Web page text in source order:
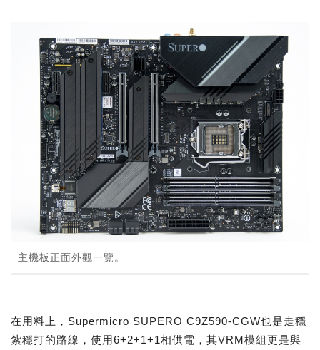
主機板正面外觀一覽。
在用料上，Supermicro SUPERO C9Z590-CGW也是走穩
紮穩打的路線，使用6+2+1+1相供電，其VRM模組更是與